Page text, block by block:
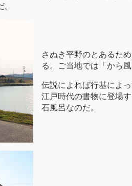
さぬき平野のとあるた
る。ご当地では「から
伝説によれば行基によ
江戸時代の書物に登場
石風呂なのだ。